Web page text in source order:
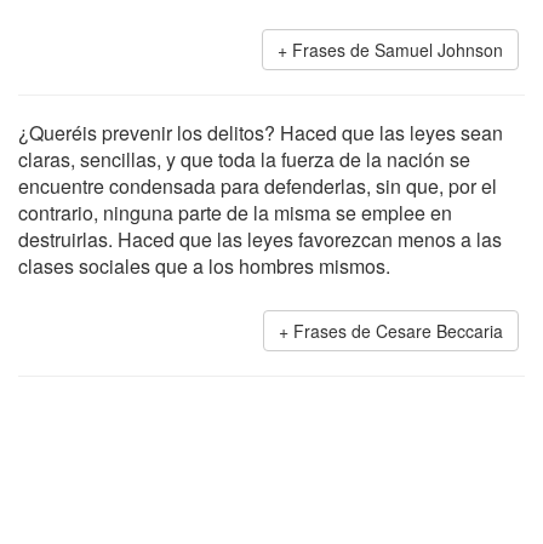
Frases de Samuel Johnson
¿Queréis prevenir los delitos? Haced que las leyes sean
claras, sencillas, y que toda la fuerza de la nación se
encuentre condensada para defenderlas, sin que, por el
contrario, ninguna parte de la misma se emplee en
destruirlas. Haced que las leyes favorezcan menos a las
clases sociales que a los hombres mismos.
Frases de Cesare Beccaria